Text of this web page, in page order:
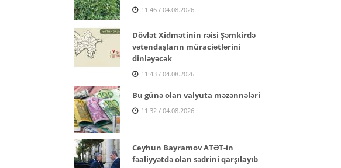
11:46 / 04.08.2026
Dövlət Xidmətinin rəisi Şəmkirdə
vətəndaşların müraciətlərini
dinləyəcək
11:43 / 04.08.2026
Bu günə olan valyuta məzənnələri
11:32 / 04.08.2026
Ceyhun Bayramov ATƏT-in
fəaliyyətdə olan sədrini qarşılayıb